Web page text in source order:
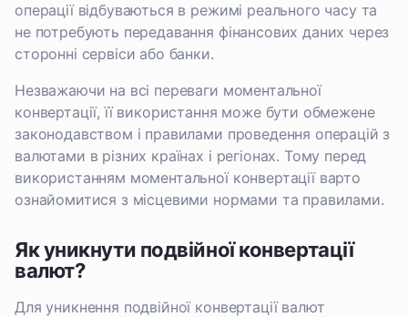
операції відбуваються в режимі реального часу та
не потребують передавання фінансових даних через
сторонні сервіси або банки.
Незважаючи на всі переваги моментальної
конвертації, її використання може бути обмежене
законодавством і правилами проведення операцій з
валютами в різних країнах і регіонах. Тому перед
використанням моментальної конвертації варто
ознайомитися з місцевими нормами та правилами.
Як уникнути подвійної конвертації
валют?
Для уникнення подвійної конвертації валют